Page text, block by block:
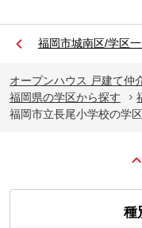
福岡市城南区/学区
オープンハウス 戸建て仲
福岡県の学区から探す
福岡市立長尾小学校の学
種